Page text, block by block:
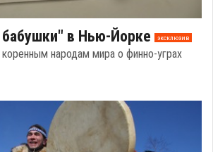
бабушки" в Нью-Йорке эксклюзив
народам мира о финно-уграх